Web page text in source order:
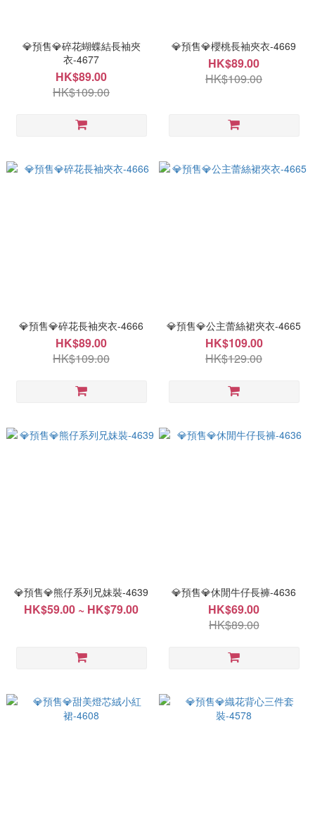
💎預售💎碎花蝴蝶結長袖夾
衣-4677
HK$89.00
HK$109.00
💎預售💎櫻桃長袖夾衣-4669
HK$89.00
HK$109.00
💎預售💎碎花長袖夾衣-4666
HK$89.00
HK$109.00
💎預售💎公主蕾絲裙夾衣-4665
HK$109.00
HK$129.00
💎預售💎熊仔系列兄妹裝-4639
HK$59.00 ~ HK$79.00
💎預售💎休閒牛仔長褲-4636
HK$69.00
HK$89.00